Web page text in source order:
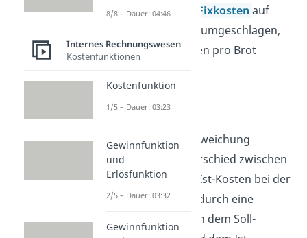
gleichbleibenden
Fixkosten auf
weniger Brotlaibe umgeschlagen,
wodurch die Kosten pro Brot
Beschäftigungsabweichung
entsteht der Unterschied zwischen
den Soll- und den Ist-Kosten bei der
Preisabweichung durch eine
Differenz zwischen dem Soll-
8/8 – Dauer: 04:46
Internes Rechnungswesen
Kostenfunktionen
Kostenfunktion
1/5 – Dauer: 03:23
Gewinnfunktion
und
Erlösfunktion
2/5 – Dauer: 03:32
Gewinnfunktion